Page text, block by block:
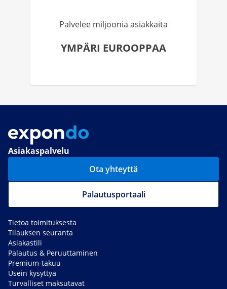
Palvelee miljoonia asiakkaita
YMPÄRI EUROOPPAA
Asiakaspalvelu
Ota yhteyttä
Palautusportaali
Tietoa toimituksesta
Tilauksen seuranta
Asiakastili
Palautus & Peruuttaminen
Premium-takuu
Usein kysyttyä
Turvalliset maksutavat